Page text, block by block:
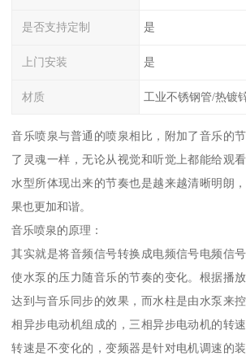
是否支持定制 是
上门安装 是
材质 工业不锈钢管/热镀
音乐喷泉与普通的喷泉相比，附加了音乐的
了灵魂一样，无论从视觉和听觉上都能给观
水型所体现出来的节奏也是越来越清晰明朗
果也更加和谐。
音乐喷泉的原理：
其实就是将音频信号转换成电频信号电频信
使水泵的压力随音乐的节奏的变化。根据播
达到与音乐同步的效果，而水柱是由水泵来
相异步电动机组成的，三相异步电动机的转
转速是不变化的，变频器是针对电机调速的